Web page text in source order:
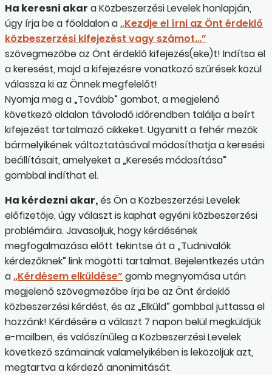
Ha keresni akar a Közbeszerzési Levelek honlapján,
úgy írja be a főoldalon a„Kezdje el írni az Önt érdeklő
közbeszerzési kifejezést vagy számot…”
szövegmezőbe az Önt érdeklő kifejezés(eke)t! Indítsa el
a keresést, majd a kifejezésre vonatkozó szűrések közül
válassza ki az Önnek megfelelőt!
Nyomja meg a „Tovább” gombot, a megjelenő
következő oldalon távolodó időrendben találja a beírt
kifejezést tartalmazó cikkeket. Ugyanitt a fehér mezők
bármelyikének változtatásával módosíthatja a keresési
beállításait, amelyeket a „Keresés módosítása”
gombbal indíthat el.
Ha kérdezni akar,és Ön a Közbeszerzési Levelek
előfizetője, úgy választ is kaphat egyéni közbeszerzési
problémáira. Javasoljuk, hogy kérdésének
megfogalmazása előtt tekintse át a „Tudnivalók
kérdezőknek” link mögötti tartalmat. Bejelentkezés után
a„Kérdésem elküldése” gomb megnyomása után
megjelenő szövegmezőbe írja be az Önt érdeklő
közbeszerzési kérdést, és az „Elküld” gombbal juttassa el
hozzánk! Kérdésére a választ 7 napon belül megküldjük
e-mailben, és valószínűleg a Közbeszerzési Levelek
következő számainak valamelyikében is leközöljük azt,
megtartva a kérdező anonimitását.